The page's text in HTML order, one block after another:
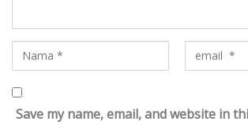
Save my name, email, and website in